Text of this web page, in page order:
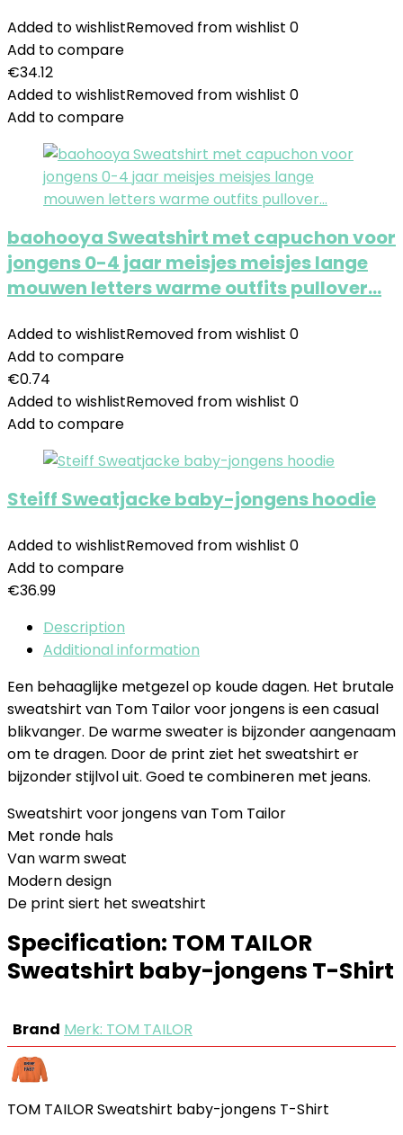
Added to wishlistRemoved from wishlist 0
Add to compare
€34.12
Added to wishlistRemoved from wishlist 0
Add to compare
baohooya Sweatshirt met capuchon voor
jongens 0-4 jaar meisjes meisjes lange
mouwen letters warme outfits pullover…
Added to wishlistRemoved from wishlist 0
Add to compare
€0.74
Added to wishlistRemoved from wishlist 0
Add to compare
Steiff Sweatjacke baby-jongens hoodie
Added to wishlistRemoved from wishlist 0
Add to compare
€36.99
Description
Additional information
Een behaaglijke metgezel op koude dagen. Het brutale
sweatshirt van Tom Tailor voor jongens is een casual
blikvanger. De warme sweater is bijzonder aangenaam
om te dragen. Door de print ziet het sweatshirt er
bijzonder stijlvol uit. Goed te combineren met jeans.
Sweatshirt voor jongens van Tom Tailor
Met ronde hals
Van warm sweat
Modern design
De print siert het sweatshirt
Specification: TOM TAILOR
Sweatshirt baby-jongens T-Shirt
Brand Merk: TOM TAILOR
TOM TAILOR Sweatshirt baby-jongens T-Shirt